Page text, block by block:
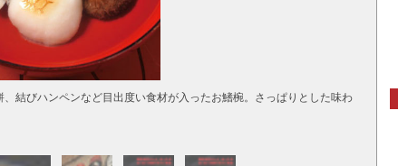
結びハンペンなど目出度い食材が入ったお鰭椀。さっぱりとした味わ